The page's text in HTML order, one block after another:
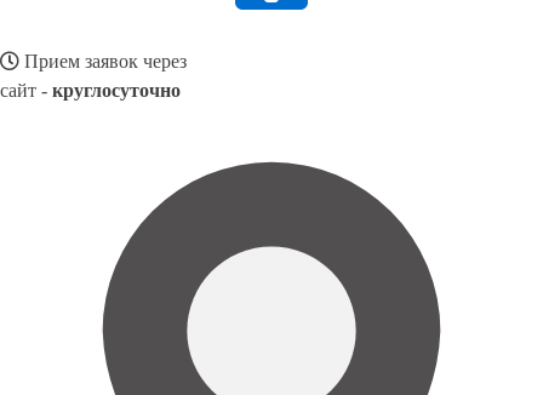
Прием заявок через
сайт - круглосуточно